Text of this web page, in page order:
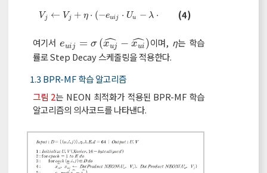
Vj ← Vj + η ⋅ (−euij ⋅ Uu − λ ⋅
Vj←Vj+ η⋅-eui j ⋅Uu-λ⋅Vj (4)
여기서euij = σ (xuj
ˆ − xui
ˆ)
euij= σx uj^-xui^ 이며, η는 학습
률로 Step Decay 스케줄링을 적용한다.
1.3 BPR-MF 학습 알고리즘
그림 2는 NEON 최적화가 적용된 BPR-MF 학습
알고리즘의 의사코드를 나타낸다.